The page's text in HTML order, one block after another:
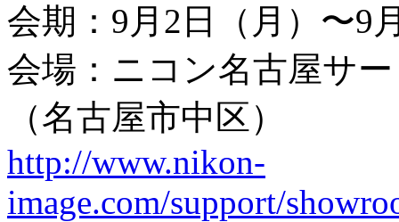
会期：9月2日（月）〜9
会場：ニコン名古屋サ
（名古屋市中区）
http://www.nikon-
image.com/support/